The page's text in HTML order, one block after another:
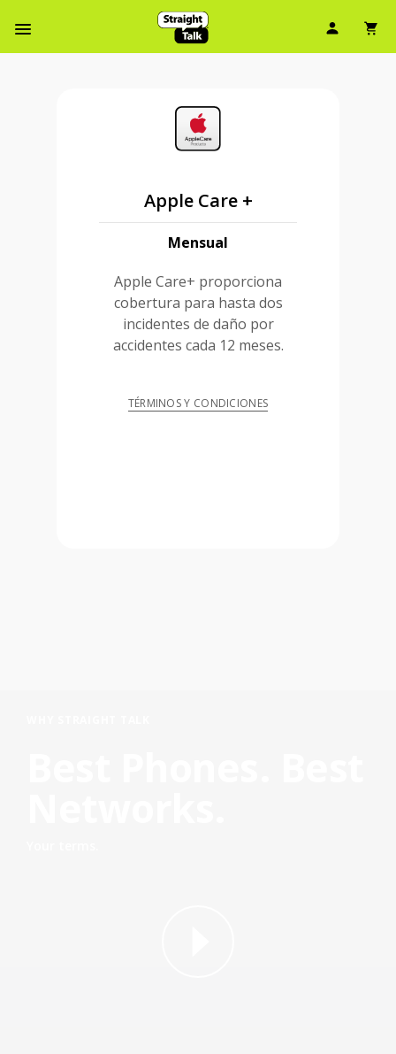
Menú de barra de navegación
Ícono
Apple Care +
Mensual
Apple Care+ proporciona
cobertura para hasta dos
incidentes de daño por
accidentes cada 12 meses.
TÉRMINOS Y CONDICIONES